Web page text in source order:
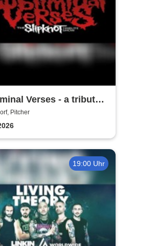
Verses - a tribute
Pitcher
19:00 Uhr